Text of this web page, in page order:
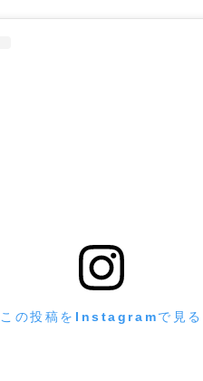
この投稿をInstagramで見る